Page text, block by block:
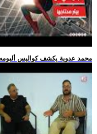
.. محمد عدوية يكشف كواليس